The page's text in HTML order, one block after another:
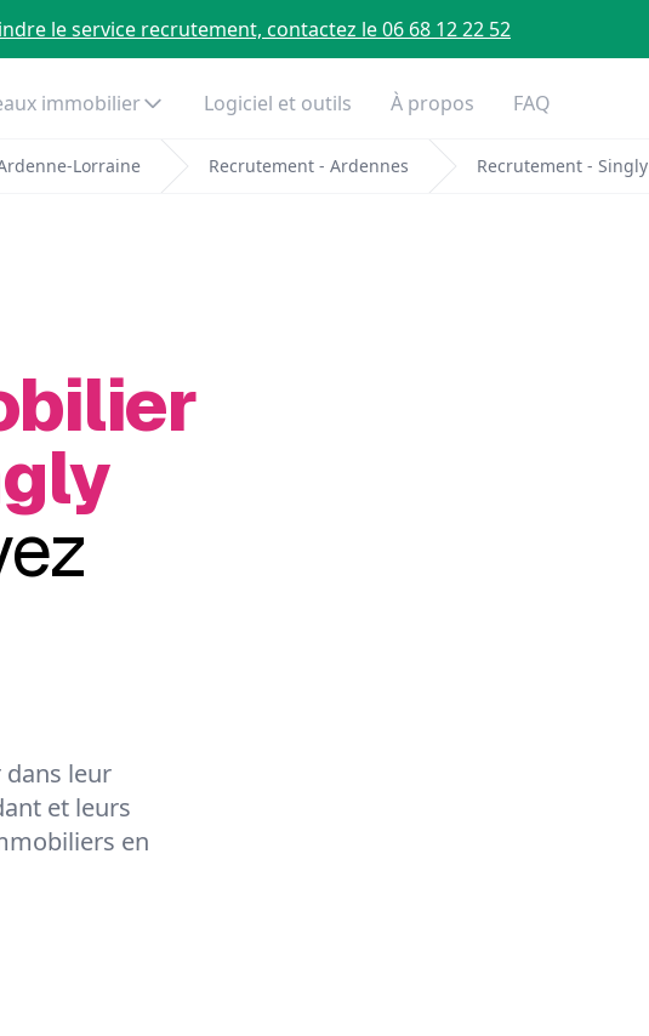
le service recrutement, contactez le 06 68 12 22 52
immobilier Logiciel et outils À propos FAQ
Lorraine Recrutement - Ardennes Recrutement - Singly
leur
et leurs
en